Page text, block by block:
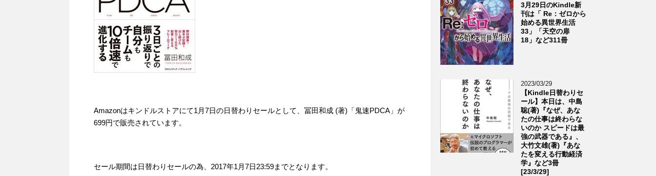
Amazonはキンドルストアにて1月7日の日替わりセールとして、冨田和成 (著)「鬼速PDCA」が
699円で販売されています。
セール期間は日替わりセールの為、2017年1月7日23:59までとなります。
3月29日のKindle新
刊は「 Re：ゼロから
始める異世界生活
33」「天空の扉
18」など311冊
2023/03/29
【Kindle日替わりセ
ール】本日は、中島
聡(著)『なぜ、あな
たの仕事は終わらな
いのか スピードは最
強の武器である』、
大竹文雄(著)『あな
たを変える行動経済
学』など3冊
[23/3/29]